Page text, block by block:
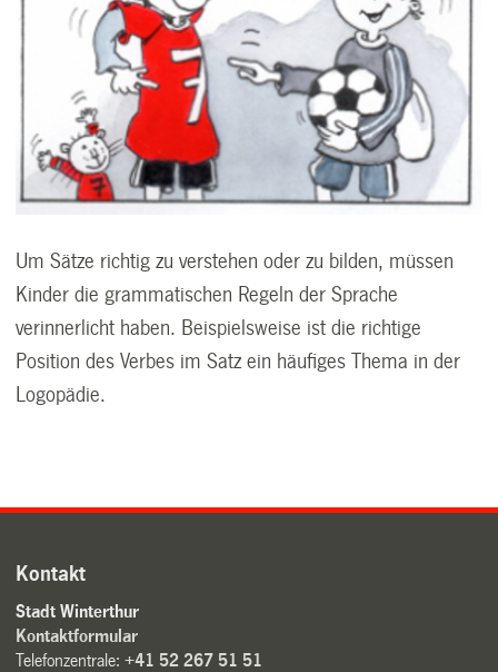
Um Sätze richtig zu verstehen oder zu bilden, müssen
Kinder die grammatischen Regeln der Sprache
verinnerlicht haben. Beispielsweise ist die richtige
Position des Verbes im Satz ein häufiges Thema in der
Logopädie.
Kontakt
Stadt Winterthur
Kontaktformular
Telefonzentrale:+41 52 267 51 51